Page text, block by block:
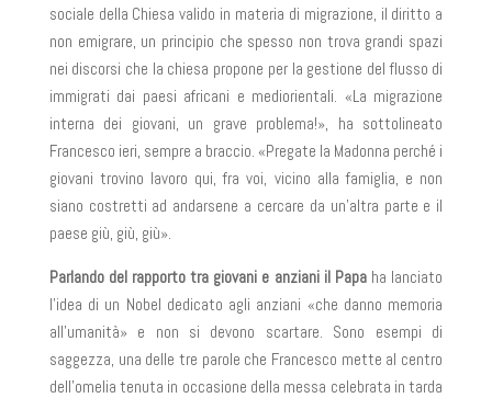
sociale della Chiesa valido in materia di migrazione, il diritto a
non emigrare, un principio che spesso non trova grandi spazi
nei discorsi che la chiesa propone per la gestione del flusso di
immigrati dai paesi africani e mediorientali. «La migrazione
interna dei giovani, un grave problema!», ha sottolineato
Francesco ieri, sempre a braccio. «Pregate la Madonna perché i
giovani trovino lavoro qui, fra voi, vicino alla famiglia, e non
siano costretti ad andarsene a cercare da un’altra parte e il
paese giù, giù, giù».
Parlando del rapporto tra giovani e anziani il Papaha lanciato
l’idea di un Nobel dedicato agli anziani «che danno memoria
all’umanità» e non si devono scartare. Sono esempi di
saggezza, una delle tre parole che Francesco mette al centro
dell’omelia tenuta in occasione della messa celebrata in tarda